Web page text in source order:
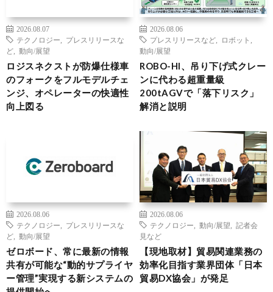
2026.08.07
テクノロジー
プレスリリースな
ど
動向/展望
ロジスネクストが防爆仕様車
のフォークをフルモデルチェ
ンジ、オペレーターの快適性
向上図る
2026.08.06
プレスリリースなど
ロボット
動向/展望
ROBO-HI、吊り下げ式クレー
ンに代わる超重量級
200tAGVで「落下リスク」
解消と説明
2026.08.06
テクノロジー
プレスリリースな
ど
動向/展望
ゼロボード、常に最新の情報
共有が可能な“動的サプライヤ
ー管理”実現する新システムの
2026.08.06
テクノロジー
動向/展望
記者会
見など
【現地取材】貿易関連業務の
効率化目指す業界団体「日本
貿易DX協会」が発足